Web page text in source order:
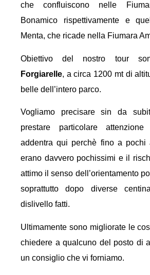
che confluiscono nelle
Bonamico rispettivamente e
Menta, che ricade nella Fiumara
Obiettivo del nostro tour
Forgiarelle, a circa 1200 mt di
belle dell’intero parco.
Vogliamo precisare sin da
prestare particolare
addentra qui perchè fino a
erano davvero pochissimi e il
attimo il senso dell’orientamento
soprattutto dopo diverse
dislivello fatti.
Ultimamente sono migliorate le
chiedere a qualcuno del posto di
un consiglio che vi forniamo.